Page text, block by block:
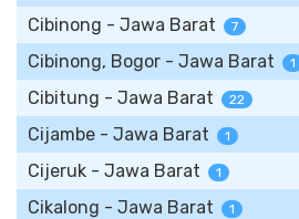
Cibinong - Jawa Barat 7
Cibinong, Bogor - Jawa Barat 1
Cibitung - Jawa Barat 22
Cijambe - Jawa Barat 1
Cijeruk - Jawa Barat 1
Cikalong - Jawa Barat 1